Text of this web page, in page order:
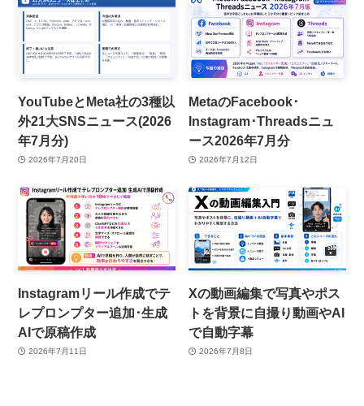
YouTubeとMeta社の3種以
外21大SNSニュース(2026
年7月分)
2026年7月20日
MetaのFacebook･
Instagram･Threadsニュ
ース2026年7月分
2026年7月12日
Instagramリール作成でテ
レプロンプター追加･生成
AIで原稿作成
2026年7月11日
Xの動画編集で写真やポス
トを背景に自撮り動画やAI
で自動字幕
2026年7月8日